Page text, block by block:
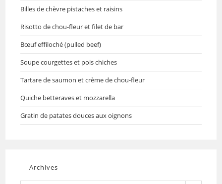
Billes de chèvre pistaches et raisins
Risotto de chou-fleur et filet de bar
Bœuf effiloché (pulled beef)
Soupe courgettes et pois chiches
Tartare de saumon et crème de chou-fleur
Quiche betteraves et mozzarella
Gratin de patates douces aux oignons
Archives